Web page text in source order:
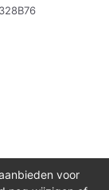
voor